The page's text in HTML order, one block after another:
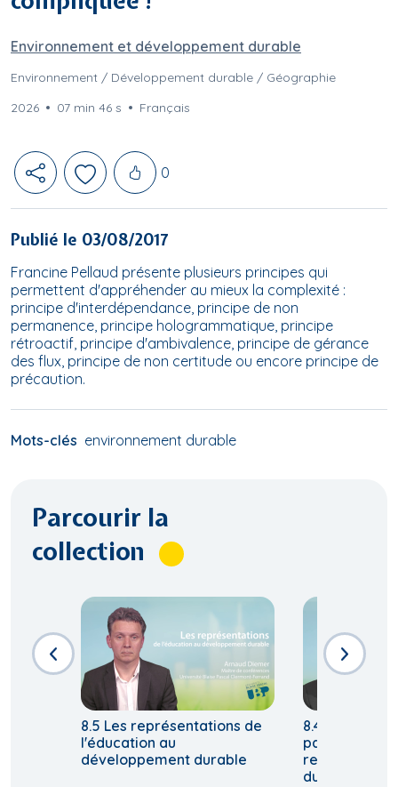
Environnement et développement durable
Environnement / Développement durable / Géographie
2026
07 min 46 s Français
Likes
0
Publié le 03/08/2017
Francine Pellaud présente plusieurs principes qui
permettent d'appréhender au mieux la complexité :
principe d'interdépendance, principe de non
permanence, principe hologrammatique, principe
rétroactif, principe d'ambivalence, principe de gérance
des flux, principe de non certitude ou encore principe de
précaution.
Mots-clés environnement durable
Parcourir la
collection
8.5 Les représentations de
l'éducation au
développement durable
8.4 Principes
parcours
relatif à un
durable